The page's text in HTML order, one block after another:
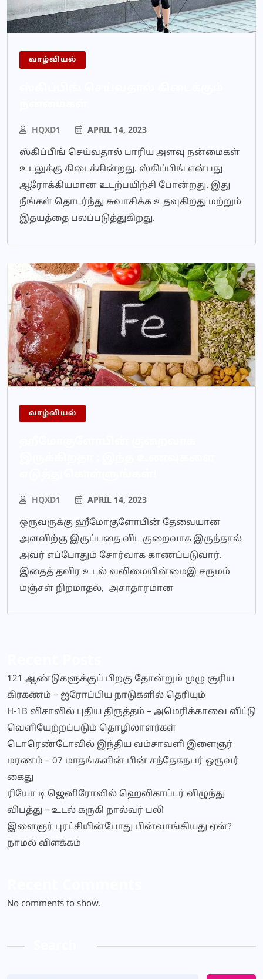
வாழ்வியல்
HQXD1 APRIL 14, 2023
ஸ்கிப்பிங் செய்வதால் பாரிய அளவு நன்மைகள்
உடலுக்கு கிடைக்கின்றது. ஸ்கிப்பிங் என்பது
ஆரோக்கியமான உடற்பயிற்சி போன்றது. இது
நீங்கள் தொடர்ந்து சுவாசிக்க உதவுகிறது மற்றும்
இதயத்தை பலப்படுத்துகிறது.
வாழ்வியல்
HQXD1 APRIL 14, 2023
ஒருவருக்கு ஹீமோகுளோபின் தேவையான
அளவிற்கு இருப்பதை விட குறைவாக இருந்தால்
அவர் எப்போதும் சோர்வாக காணப்படுவார்.
இதைத் தவிர உடல் வலிமையின்மைஇ சருமம்
மஞ்சள் நிறமாதல், அசாதாரமான
121 ஆண்டுகளுக்குப் பிறகு தோன்றும் முழு சூரிய
கிரகணம் – ஐரோப்பிய நாடுகளில் தெரியும்
H-1B விசாவில் புதிய திருத்தம் – அமெரிக்காவை விட்டு
வெளியேற்றப்படும் தொழிலாளர்கள்
டொரெண்டோவில் இந்திய வம்சாவளி இளைஞர்
மரணம் – 07 மாதங்களின் பின் சந்தேகநபர் ஒருவர்
கைது
ரியோ டி ஜெனிரோவில் ஹெலிகாப்டர் விழுந்து
விபத்து – உடல் கருகி நால்வர் பலி
இளைஞர் புரட்சியின்போது பின்வாங்கியது ஏன்?
நாமல் விளக்கம்
No comments to show.